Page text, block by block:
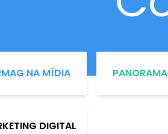
NA MÍDIA
DIGITAL